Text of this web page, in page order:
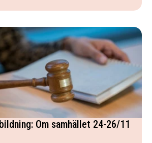
Om samhället 24-26/11